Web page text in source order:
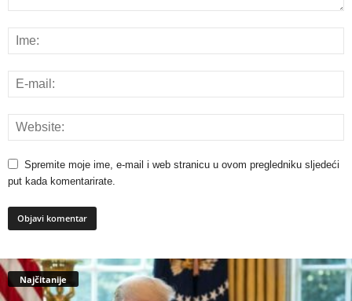
Spremite moje ime, e-mail i web stranicu u ovom pregledniku sljedeći
put kada komentarirate.
Najčitanije